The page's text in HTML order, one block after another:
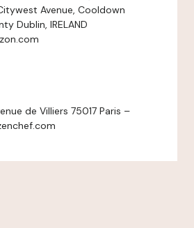
Avenue, Cooldown
Dublin, IRELAND
de Villiers 75017 Paris –